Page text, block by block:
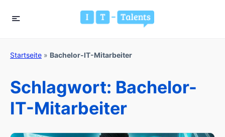
Startseite » Bachelor-IT-Mitarbeiter
Schlagwort: Bachelor-
IT-Mitarbeiter